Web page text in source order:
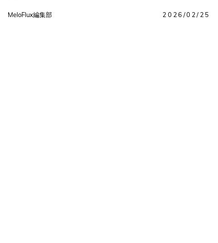
MeloFlux編集部 2026/02/25